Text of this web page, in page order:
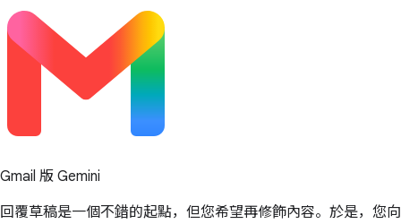
Gmail 版 Gemini
回覆草稿是一個不錯的起點，但您希望再修飾內容。於是，您向